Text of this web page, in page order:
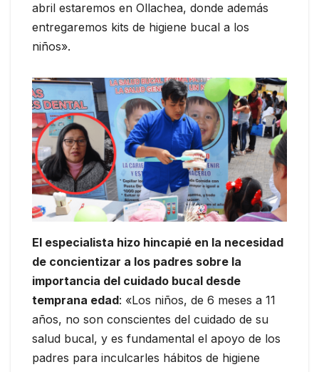
abril estaremos en Ollachea, donde además
entregaremos kits de higiene bucal a los
niños».
El especialista hizo hincapié en la necesidad
de concientizar a los padres sobre la
importancia del cuidado bucal desde
temprana edad: «Los niños, de 6 meses a 11
años, no son conscientes del cuidado de su
salud bucal, y es fundamental el apoyo de los
padres para inculcarles hábitos de higiene